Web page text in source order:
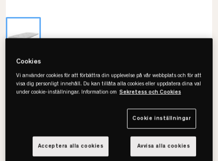
24SJU
Luxury Soft Bäddmadrass
Välj storlek
Cookies
Vi använder cookies för att förbättra din upplevelse på vår webbplats och för att
visa dig personligt innehåll. Du kan tillåta alla cookies eller uppdatera dina val
under cookie-inställningar. Information om Sekretess och Cookies
Cookie inställningar
Avvisa alla cookies
Acceptera alla cookies